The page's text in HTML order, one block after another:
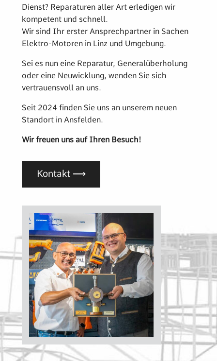
Dienst? Reparaturen aller Art erledigen wir
kompetent und schnell.
Wir sind Ihr erster Ansprechpartner in Sachen
Elektro-Motoren in Linz und Umgebung.
Sei es nun eine Reparatur, Generalüberholung
oder eine Neuwicklung, wenden Sie sich
vertrauensvoll an uns.
Seit 2024 finden Sie uns an unserem neuen
Standort in Ansfelden.
Wir freuen uns auf Ihren Besuch!
Kontakt ⟶